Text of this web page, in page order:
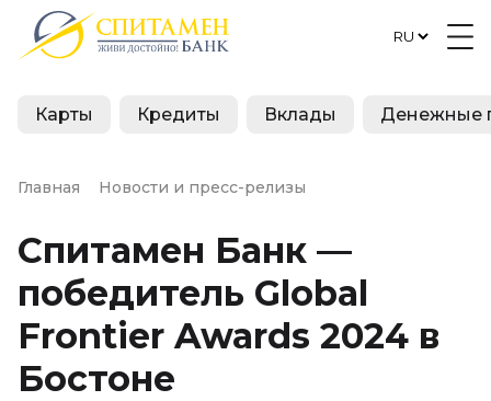
Карты Кредиты Вклады Денежные
Главная Новости и пресс-релизы
Спитамен Банк —
победитель Global
Frontier Awards 2024 в
Бостоне